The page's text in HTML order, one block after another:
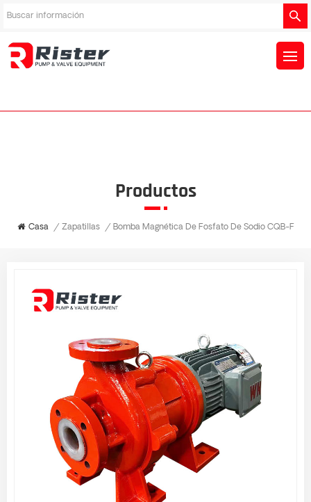
Productos
Casa / Zapatillas / Bomba Magnética De Fosfato De Sodio CQB-F